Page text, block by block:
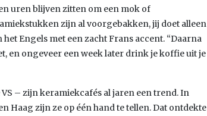
uren blijven zitten om een mok of
zijn al voorgebakken, jij doet alleen
Engels met een zacht Frans accent. “Daarna
en ongeveer een week later drink je koffie uit je
– zijn keramiekcafés al jaren een trend. In
Haag zijn ze op één hand te tellen. Dat ontdekte